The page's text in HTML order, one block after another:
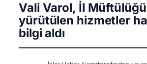
Vali Varol, İl
yürütülen hizmetler
bilgi aldı